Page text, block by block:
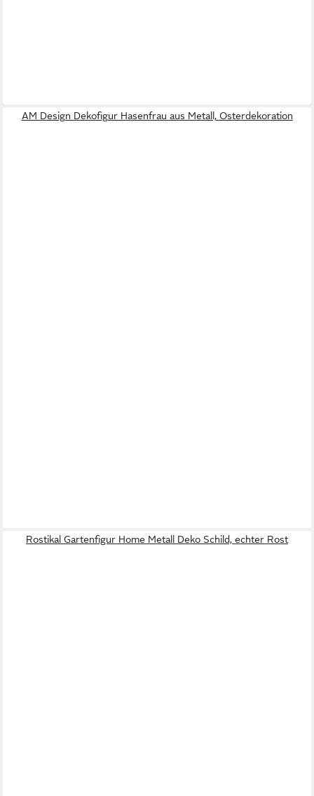
AM Design Dekofigur Hasenfrau aus Metall, Osterdekoration
Rostikal Gartenfigur Home Metall Deko Schild, echter Rost